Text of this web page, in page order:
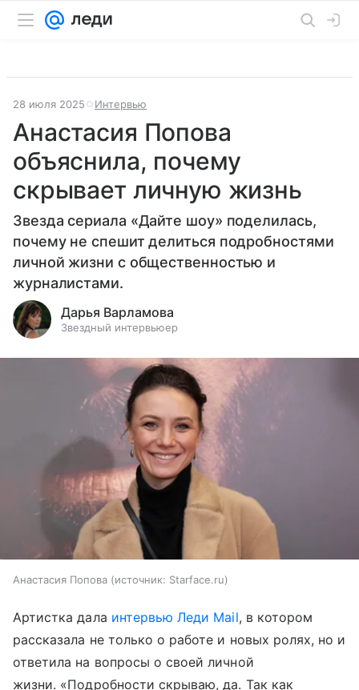
28 июля 2025 Интервью
Анастасия Попова
объяснила, почему
скрывает личную жизнь
Звезда сериала «Дайте шоу» поделилась,
почему не спешит делиться подробностями
личной жизни с общественностью и
журналистами.
Дарья Варламова
Звездный интервьюер
Анастасия Попова источник: Starface.ru
Артистка дала интервью Леди Mail, в котором
рассказала не только о работе и новых ролях, но и
ответила на вопросы о своей личной
жизни. «Подробности скрываю, да. Так как